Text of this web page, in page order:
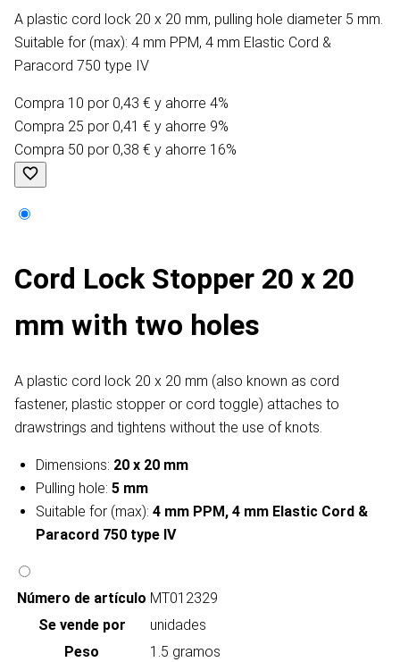
A plastic cord lock 20 x 20 mm, pulling hole diameter 5 mm.
Suitable for (max): 4 mm PPM, 4 mm Elastic Cord &
Paracord 750 type IV
Compra 10 por 0,43 € y ahorre 4%
Compra 25 por 0,41 € y ahorre 9%
Compra 50 por 0,38 € y ahorre 16%
Cord Lock Stopper 20 x 20
mm with two holes
A plastic cord lock 20 x 20 mm (also known as cord
fastener, plastic stopper or cord toggle) attaches to
drawstrings and tightens without the use of knots.
Dimensions: 20 x 20 mm
Pulling hole: 5 mm
Suitable for (max): 4 mm PPM, 4 mm Elastic Cord &
Paracord 750 type IV
Número de artículo MT012329
Se vende por
unidades
Peso
1.5 gramos